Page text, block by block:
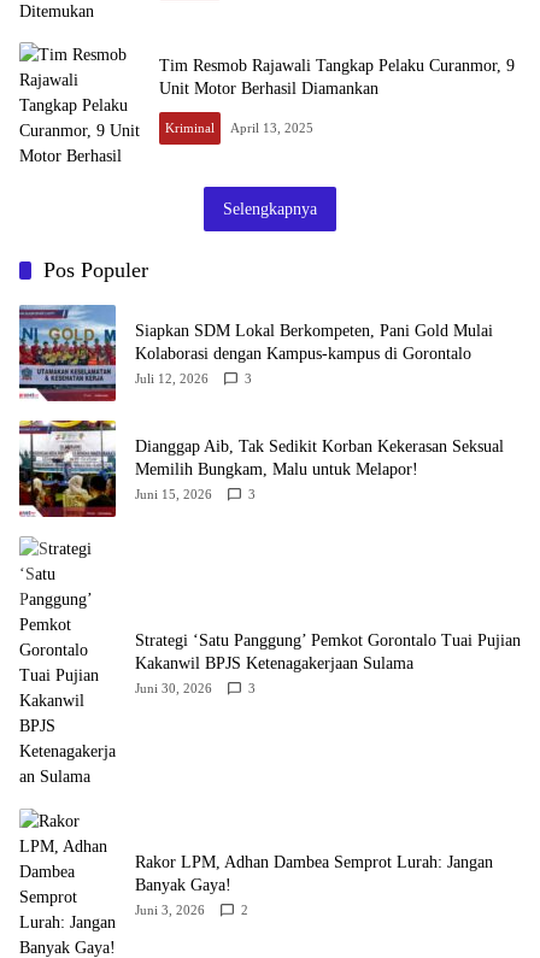
Tim Resmob Rajawali Tangkap Pelaku Curanmor, 9
Unit Motor Berhasil Diamankan
Kriminal April 13, 2025
Selengkapnya
Pos Populer
‎Siapkan SDM Lokal Berkompeten, Pani Gold Mulai
Kolaborasi dengan Kampus-kampus di Gorontalo
Juli 12, 2026 3
‎Dianggap Aib, Tak Sedikit Korban Kekerasan Seksual
Memilih Bungkam, Malu untuk Melapor!‎
Juni 15, 2026 3
Strategi ‘Satu Panggung’ Pemkot Gorontalo Tuai Pujian
Kakanwil BPJS Ketenagakerjaan Sulama‎‎
Juni 30, 2026 3
‎Rakor LPM, Adhan Dambea Semprot Lurah: Jangan
Banyak Gaya!‎
Juni 3, 2026 2